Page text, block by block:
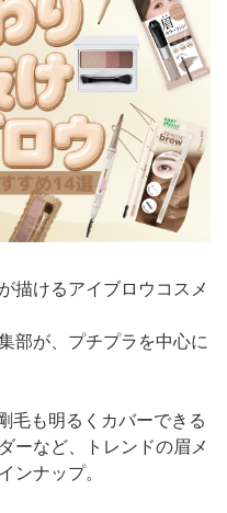
描けるアイブロウコスメ
部が、プチプラを中心に
毛も明るくカバーできる
ーなど、トレンドの眉メ
ンナップ。